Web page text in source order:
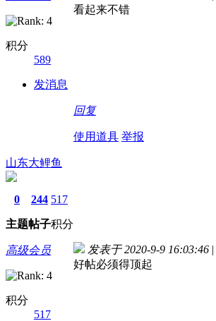
积分
589
发消息
看起来不错
回复
使用道具 举报
山东大鲤鱼
0
主题
244
帖子
517
积分
高级会员
积分
517
发表于 2020-9-9 16:03:46 |
好帖必须得顶起